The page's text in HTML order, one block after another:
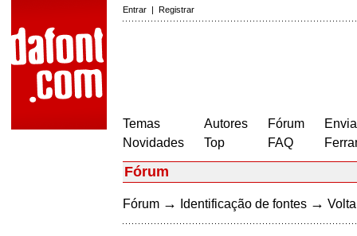
Entrar | Registrar
Temas
Novidades
Autores
Top
Fórum
FAQ
Fórum
Fórum → Identificação de fontes →